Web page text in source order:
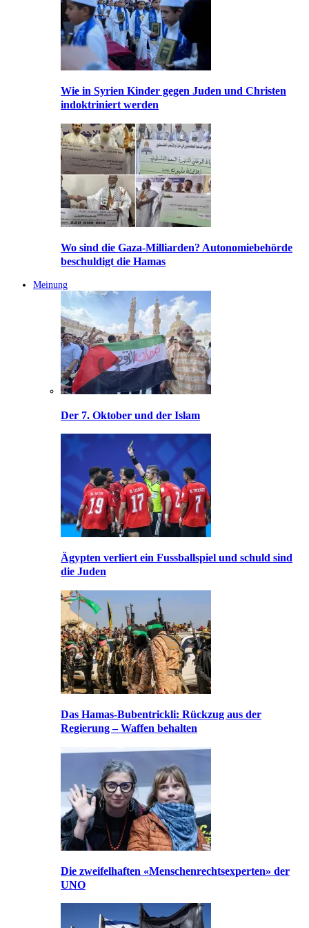
Wie in Syrien Kinder gegen Juden und Christen
indoktriniert werden
Wo sind die Gaza-Milliarden? Autonomiebehörde
beschuldigt die Hamas
Meinung
Der 7. Oktober und der Islam
Ägypten verliert ein Fussballspiel und schuld sind
die Juden
Das Hamas-Bubentrickli: Rückzug aus der
Regierung – Waffen behalten
Die zweifelhaften «Menschenrechtsexperten» der
UNO